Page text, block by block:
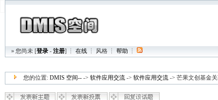
» 您尚未 [登录 - 注册] ┆ 在线 ┆ 风格 ┆ 帮助 ┆
您的位置: DMIS 空间-- -> 软件应用交流 -> 软件应用交流 -> 芒果文创基金